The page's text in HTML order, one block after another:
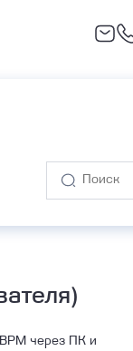
восстановление
(DRaaS)
ВРМ через ПК и